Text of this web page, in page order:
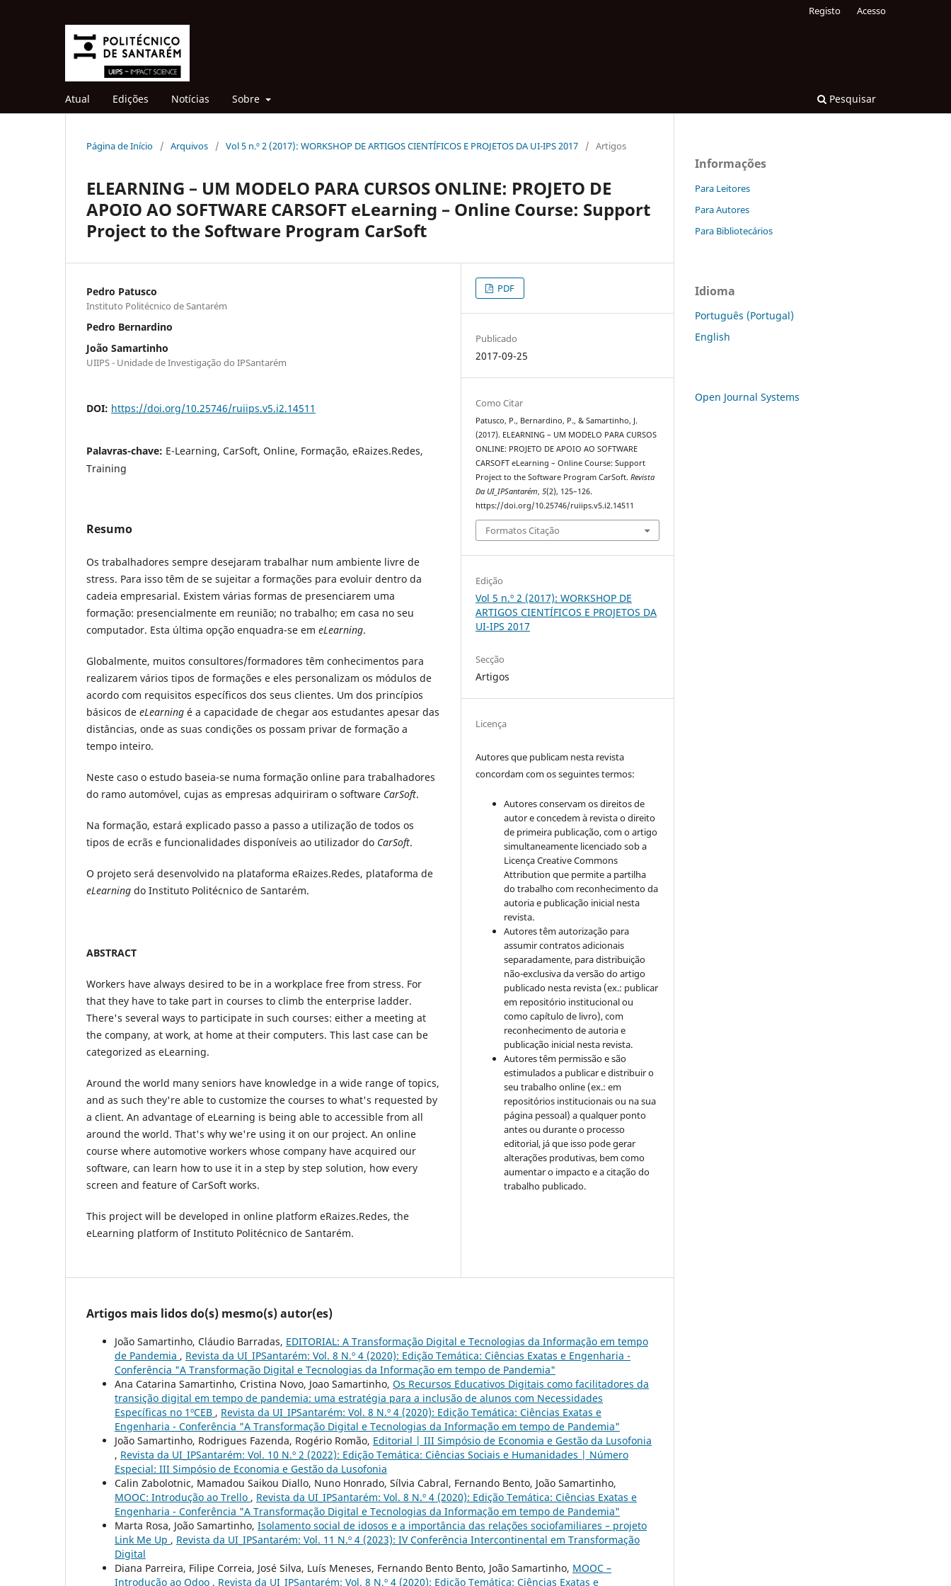
Atual Edições Notícias Sobre Pesquisar
Registo Acesso
Página de Início / Arquivos / Vol 5 n.º 2 (2017): WORKSHOP DE ARTIGOS CIENTÍFICOS E PROJETOS DA UI-IPS 2017 / Artigos
ELEARNING – UM MODELO PARA CURSOS ONLINE: PROJETO DE
APOIO AO SOFTWARE CARSOFT eLearning – Online Course: Support
Project to the Software Program CarSoft
Pedro Patusco
Instituto Politécnico de Santarém
Pedro Bernardino
João Samartinho
UIIPS - Unidade de Investigação do IPSantarém
DOI: https://doi.org/10.25746/ruiips.v5.i2.14511
Palavras-chave: E-Learning, CarSoft, Online, Formação, eRaizes.Redes,
Training
Resumo
Os trabalhadores sempre desejaram trabalhar num ambiente livre de
stress. Para isso têm de se sujeitar a formações para evoluir dentro da
cadeia empresarial. Existem várias formas de presenciarem uma
formação: presencialmente em reunião; no trabalho; em casa no seu
computador. Esta última opção enquadra-se em eLearning.
Globalmente, muitos consultores/formadores têm conhecimentos para
realizarem vários tipos de formações e eles personalizam os módulos de
acordo com requisitos específicos dos seus clientes. Um dos princípios
básicos de eLearning é a capacidade de chegar aos estudantes apesar das
distâncias, onde as suas condições os possam privar de formação a
tempo inteiro.
Neste caso o estudo baseia-se numa formação online para trabalhadores
do ramo automóvel, cujas as empresas adquiriram o software CarSoft.
Na formação, estará explicado passo a passo a utilização de todos os
tipos de ecrãs e funcionalidades disponíveis ao utilizador do CarSoft.
O projeto será desenvolvido na plataforma eRaizes.Redes, plataforma de
eLearning do Instituto Politécnico de Santarém.
ABSTRACT
Workers have always desired to be in a workplace free from stress. For
that they have to take part in courses to climb the enterprise ladder.
There's several ways to participate in such courses: either a meeting at
the company, at work, at home at their computers. This last case can be
categorized as eLearning.
Around the world many seniors have knowledge in a wide range of topics,
and as such they're able to customize the courses to what's requested by
a client. An advantage of eLearning is being able to accessible from all
around the world. That's why we're using it on our project. An online
course where automotive workers whose company have acquired our
software, can learn how to use it in a step by step solution, how every
screen and feature of CarSoft works.
This project will be developed in online platform eRaizes.Redes, the
eLearning platform of Instituto Politécnico de Santarém.
PDF
Publicado
2017-09-25
Como Citar
Patusco, P., Bernardino, P., & Samartinho, J.
(2017). ELEARNING – UM MODELO PARA CURSOS
ONLINE: PROJETO DE APOIO AO SOFTWARE
CARSOFT eLearning – Online Course: Support
Project to the Software Program CarSoft.Revista
Da UI_IPSantarém,5(2), 125–126.
https://doi.org/10.25746/ruiips.v5.i2.14511
Formatos Citação
Edição
Vol 5 n.º 2 (2017): WORKSHOP DE
ARTIGOS CIENTÍFICOS E PROJETOS DA
UI-IPS 2017
Secção
Artigos
Licença
Autores que publicam nesta revista
concordam com os seguintes termos:
Autores conservam os direitos de
autor e concedem à revista o direito
de primeira publicação, com o artigo
simultaneamente licenciado sob a
Licença Creative Commons
Attribution que permite a partilha
do trabalho com reconhecimento da
autoria e publicação inicial nesta
revista.
Autores têm autorização para
assumir contratos adicionais
separadamente, para distribuição
não-exclusiva da versão do artigo
publicado nesta revista (ex.: publicar
em repositório institucional ou
como capítulo de livro), com
reconhecimento de autoria e
publicação inicial nesta revista.
Autores têm permissão e são
estimulados a publicar e distribuir o
seu trabalho online (ex.: em
repositórios institucionais ou na sua
página pessoal) a qualquer ponto
antes ou durante o processo
editorial, já que isso pode gerar
alterações produtivas, bem como
aumentar o impacto e a citação do
trabalho publicado.
Artigos mais lidos do(s) mesmo(s) autor(es)
João Samartinho, Cláudio Barradas, EDITORIAL: A Transformação Digital e Tecnologias da Informação em tempo
de Pandemia , Revista da UI_IPSantarém: Vol. 8 N.º 4 (2020): Edição Temática: Ciências Exatas e Engenharia -
Conferência "A Transformação Digital e Tecnologias da Informação em tempo de Pandemia"
Ana Catarina Samartinho, Cristina Novo, Joao Samartinho, Os Recursos Educativos Digitais como facilitadores da
transição digital em tempo de pandemia: uma estratégia para a inclusão de alunos com Necessidades
Específicas no 1ºCEB , Revista da UI_IPSantarém: Vol. 8 N.º 4 (2020): Edição Temática: Ciências Exatas e
Engenharia - Conferência "A Transformação Digital e Tecnologias da Informação em tempo de Pandemia"
João Samartinho, Rodrigues Fazenda, Rogério Romão, Editorial | III Simpósio de Economia e Gestão da Lusofonia
, Revista da UI_IPSantarém: Vol. 10 N.º 2 (2022): Edição Temática: Ciências Sociais e Humanidades | Número
Especial: III Simpósio de Economia e Gestão da Lusofonia
Calin Zabolotnic, Mamadou Saikou Diallo, Nuno Honrado, Sílvia Cabral, Fernando Bento, João Samartinho,
MOOC: Introdução ao Trello , Revista da UI_IPSantarém: Vol. 8 N.º 4 (2020): Edição Temática: Ciências Exatas e
Engenharia - Conferência "A Transformação Digital e Tecnologias da Informação em tempo de Pandemia"
Marta Rosa, João Samartinho, Isolamento social de idosos e a importância das relações sociofamiliares – projeto
Link Me Up , Revista da UI_IPSantarém: Vol. 11 N.º 4 (2023): IV Conferência Intercontinental em Transformação
Digital
Diana Parreira, Filipe Correia, José Silva, Luís Meneses, Fernando Bento Bento, João Samartinho, MOOC –
Introdução ao Odoo , Revista da UI_IPSantarém: Vol. 8 N.º 4 (2020): Edição Temática: Ciências Exatas e
Informações
Para Leitores
Para Autores
Para Bibliotecários
Idioma
Português (Portugal)
English
Open Journal Systems